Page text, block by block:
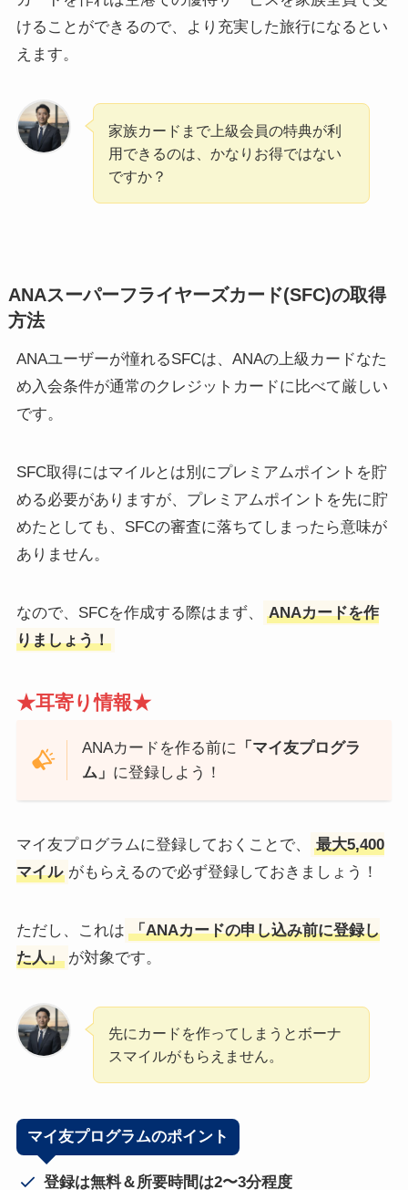
けることができるので、より充実した旅行になるとい
えます。
家族カードまで上級会員の特典が利
用できるのは、かなりお得ではない
ですか？
ANAスーパーフライヤーズカード(SFC)の取得
方法
ANAユーザーが憧れるSFCは、ANAの上級カードなた
め入会条件が通常のクレジットカードに比べて厳しい
です。
SFC取得にはマイルとは別にプレミアムポイントを貯
める必要がありますが、プレミアムポイントを先に貯
めたとしても、SFCの審査に落ちてしまったら意味が
ありません。
なので、SFCを作成する際はまず、
ANAカードを作
りましょう！
★耳寄り情報★
ANAカードを作る前に 「マイ友プログラ
ム」 に登録しよう！
マイ友プログラムに登録しておくことで、
最大5,400
マイル がもらえるので必ず登録しておきましょう！
ただし、これは 「ANAカードの申し込み前に登録し
た人」 が対象です。
先にカードを作ってしまうとボーナ
スマイルがもらえません。
マイ友プログラムのポイント
登録は無料＆所要時間は2〜3分程度